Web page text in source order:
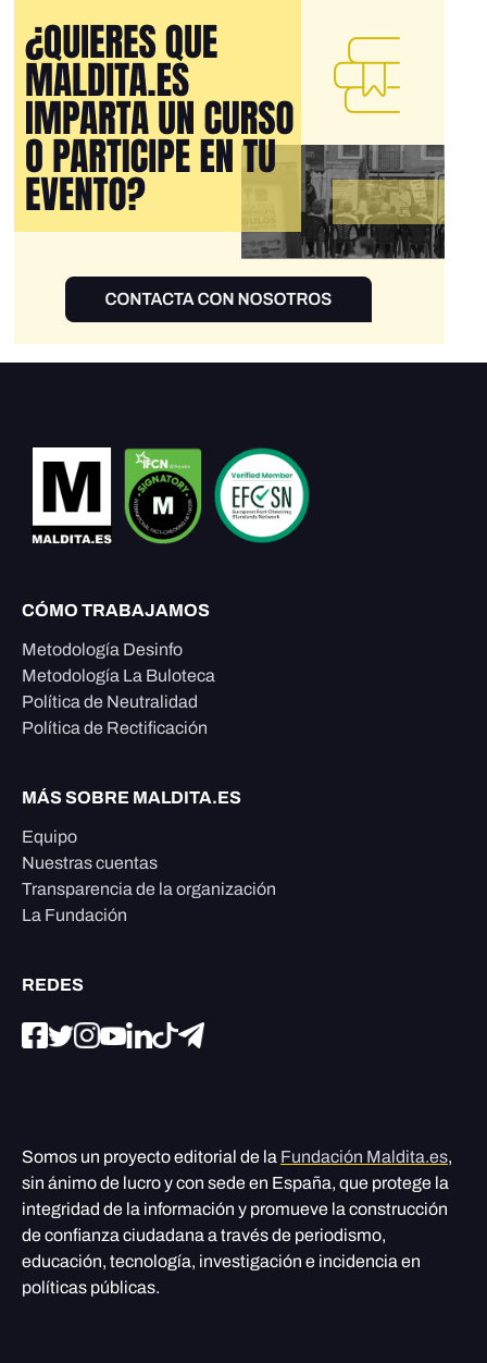
CÓMO TRABAJAMOS
Metodología Desinfo
Metodología La Buloteca
Política de Neutralidad
Política de Rectificación
MÁS SOBRE MALDITA.ES
Equipo
Nuestras cuentas
Transparencia de la organización
La Fundación
REDES
Somos un proyecto editorial de la Fundación Maldita.es,
sin ánimo de lucro y con sede en España, que protege la
integridad de la información y promueve la construcción
de confianza ciudadana a través de periodismo,
educación, tecnología, investigación e incidencia en
políticas públicas.